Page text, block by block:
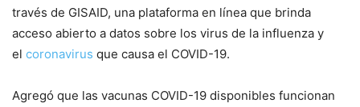
través de GISAID, una plataforma en línea que brinda
acceso abierto a datos sobre los virus de la influenza y
el coronavirus que causa el COVID-19.
Agregó que las vacunas COVID-19 disponibles funcionan